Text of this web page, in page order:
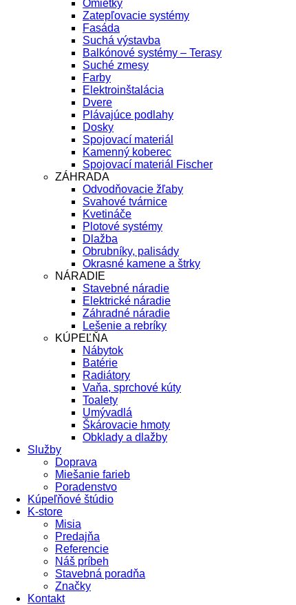
Omietky
Zatepľovacie systémy
Fasáda
Suchá výstavba
Balkónové systémy – Terasy
Suché zmesy
Farby
Elektroinštalácia
Dvere
Plávajúce podlahy
Dosky
Spojovací materiál
Kamenný koberec
Spojovací materiál Fischer
ZÁHRADA
Odvodňovacie žľaby
Svahové tvárnice
Kvetináče
Plotové systémy
Dlažba
Obrubníky, palisády
Okrasné kamene a štrky
NÁRADIE
Stavebné náradie
Elektrické náradie
Záhradné náradie
Lešenie a rebríky
KÚPEĽŇA
Nábytok
Batérie
Radiátory
Vaňa, sprchové kúty
Toalety
Umývadlá
Škárovacie hmoty
Obklady a dlažby
Služby
Doprava
Miešanie farieb
Poradenstvo
Kúpeľňové štúdio
K-store
Misia
Predajňa
Referencie
Náš príbeh
Stavebná poradňa
Značky
Kontakt